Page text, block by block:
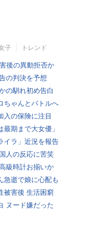
子 トレンド
後の異動拒否か
の判決を予想
の馴れ初め告白
ちゃんとバトルへ
入の保険に注目
期まで大女優」
イラ」近況を報告
人の反応に苦笑
級時計お揃いか
急逝で娘に心配も
被害後 生活困窮
ヌード嫌だった